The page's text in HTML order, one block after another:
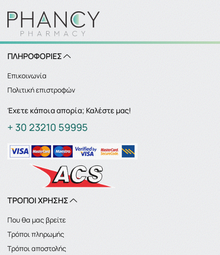
ΠΛΗΡΟΦΟΡΙΕΣ
Επικοινωνία
Πολιτική επιστροφών
Έχετε κάποια απορία; Καλέστε μας!
+ 30 23210 59995
ΤΡΟΠΟΙ ΧΡΗΣΗΣ
Που θα μας βρείτε
Τρόποι πληρωμής
Τρόποι αποστολής